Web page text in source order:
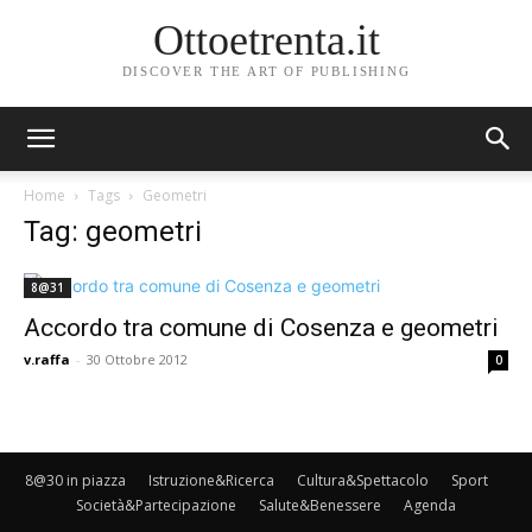
Ottoetrenta.it
DISCOVER THE ART OF PUBLISHING
Home Tags Geometri
Tag: geometri
8@31
Accordo tra comune di Cosenza e geometri
v.raffa - 30 Ottobre 2012 0
8@30 in piazza Istruzione&Ricerca Cultura&Spettacolo
Sport
Società&Partecipazione
Salute&Benessere Agenda